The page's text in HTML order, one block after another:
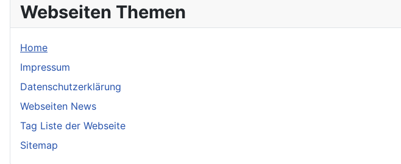
Webseiten Themen
Home
Impressum
Datenschutzerklärung
Webseiten News
Tag Liste der Webseite
Sitemap